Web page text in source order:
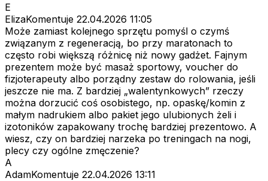
E
ElizaKomentuje 22.04.2026 11:05
Może zamiast kolejnego sprzętu pomyśl o czymś
związanym z regeneracją, bo przy maratonach to
często robi większą różnicę niż nowy gadżet. Fajnym
prezentem może być masaż sportowy, voucher do
fizjoterapeuty albo porządny zestaw do rolowania, jeśli
jeszcze nie ma. Z bardziej „walentynkowych” rzeczy
można dorzucić coś osobistego, np. opaskę/komin z
małym nadrukiem albo pakiet jego ulubionych żeli i
izotoników zapakowany trochę bardziej prezentowo. A
wiesz, czy on bardziej narzeka po treningach na nogi,
plecy czy ogólne zmęczenie?
A
AdamKomentuje 22.04.2026 13:11